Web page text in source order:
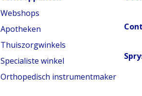
Webshops
Apotheken
Thuiszorgwinkels
Specialiste winkel
Orthopedisch instrumentmaker